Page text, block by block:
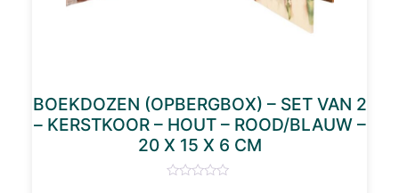
BOEKDOZEN (OPBERGBOX) – SET VAN 2
– KERSTKOOR – HOUT – ROOD/BLAUW –
20 X 15 X 6 CM